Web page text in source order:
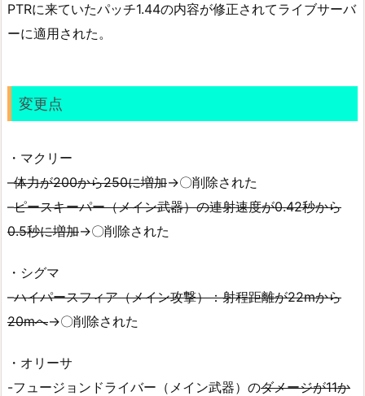
PTRに来ていたパッチ1.44の内容が修正されてライブサーバ
ーに適用された。
変更点
・マクリー
–体力が200から250に増加→〇削除された
–ピースキーパー（メイン武器）の連射速度が0.42秒から
0.5秒に増加→〇削除された
・シグマ
–ハイパースフィア（メイン攻撃）：射程距離が22mから
20mへ→〇削除された
・オリーサ
-フュージョンドライバー（メイン武器）のダメージが11か